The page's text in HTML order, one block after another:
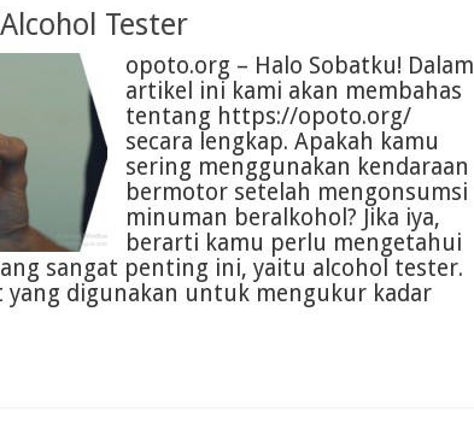
Tester
opoto.org – Halo Sobatku! Dalam
artikel ini kami akan membahas
tentang https://opoto.org/
secara lengkap. Apakah kamu
sering menggunakan kendaraan
bermotor setelah mengonsumsi
minuman beralkohol? Jika iya,
berarti kamu perlu mengetahui
sangat penting ini, yaitu alcohol tester.
yang digunakan untuk mengukur kadar